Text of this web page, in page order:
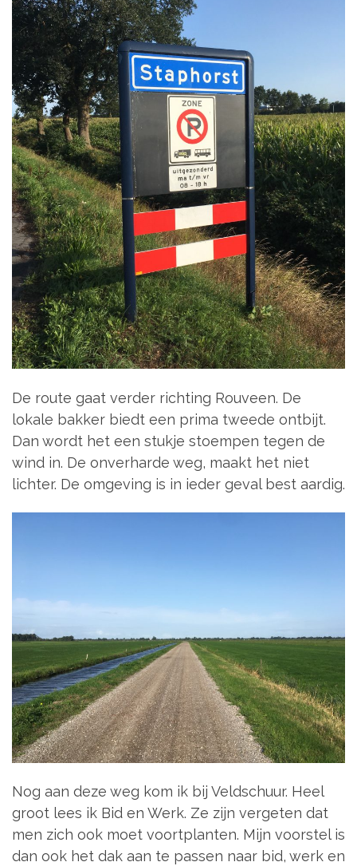
De route gaat verder richting Rouveen. De
lokale bakker biedt een prima tweede ontbijt.
Dan wordt het een stukje stoempen tegen de
wind in. De onverharde weg, maakt het niet
lichter. De omgeving is in ieder geval best aardig.
Nog aan deze weg kom ik bij Veldschuur. Heel
groot lees ik Bid en Werk. Ze zijn vergeten dat
men zich ook moet voortplanten. Mijn voorstel is
dan ook het dak aan te passen naar bid, werk en